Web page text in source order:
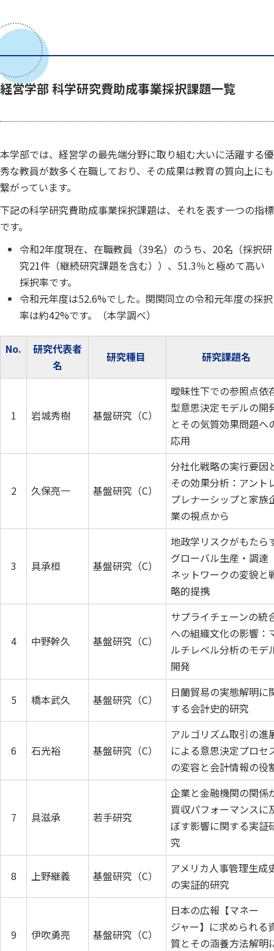
経営学部 科学研究費助成事業採択課題一覧
本学部では、経営学の最先端分野に取り組む大いに活躍する優
秀な教員が数多く在職しており、その成果は教育の質向上にも
繋がっています。
下記の科学研究費助成事業採択課題は、それを表す一つの指標
です。
令和2年度現在、在職教員（39名）のうち、20名（採択研
究21件（継続研究課題を含む））、51.3％と極めて高い
採択率です。
令和元年度は52.6%でした。関関同立の令和元年度の採択
率は約42%です。（本学調べ）
No.
研究代表者
名
研究種目 研究課題名
1 岩城秀樹 基盤研究（C）
曖昧性下での参照点依
型意思決定モデルの開
とその気質効果問題へ
応用
2 久保亮一 基盤研究（C）
分社化戦略の実行要因
その効果分析：アント
プレナーシップと家族
業の視点から
3 具承桓 基盤研究（C）
地政学リスクがもたら
グローバル生産・調達
ネットワークの変貌と
略的提携
4 中野幹久 基盤研究（C）
サプライチェーンの統
への組織文化の影響：
ルチレベル分析のモデ
開発
5 橋本武久 基盤研究（C）
日蘭貿易の実態解明に
する会計史的研究
6 石光裕 基盤研究（C）
アルゴリズム取引の進
による意思決定プロセ
の変容と会計情報の役
7 具滋承 若手研究
企業と金融機関の関係
買収パフォーマンスに
ぼす影響に関する実証
究
8 上野継義 基盤研究（C）
アメリカ人事管理生成
の実証的研究
9 伊吹勇亮 基盤研究（C）
日本の広報【マネー
ジャー】に求められる
質とその涵養方法解明